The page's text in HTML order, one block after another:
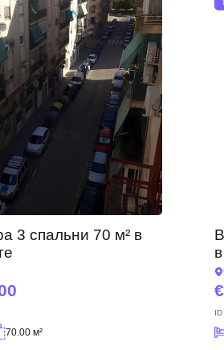
3 спальни 70 м² в
70.00 м²
ID
Мы получили Ваш
запрос и ответим в
ближайшее время.
Подписка на обновления
UKRAINE
+380
+380
ПЕРЕЗВОНИТЕ